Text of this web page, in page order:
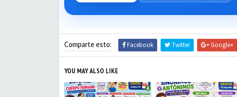
Comparte esto: Facebook Twitter Google+
YOU MAY ALSO LIKE